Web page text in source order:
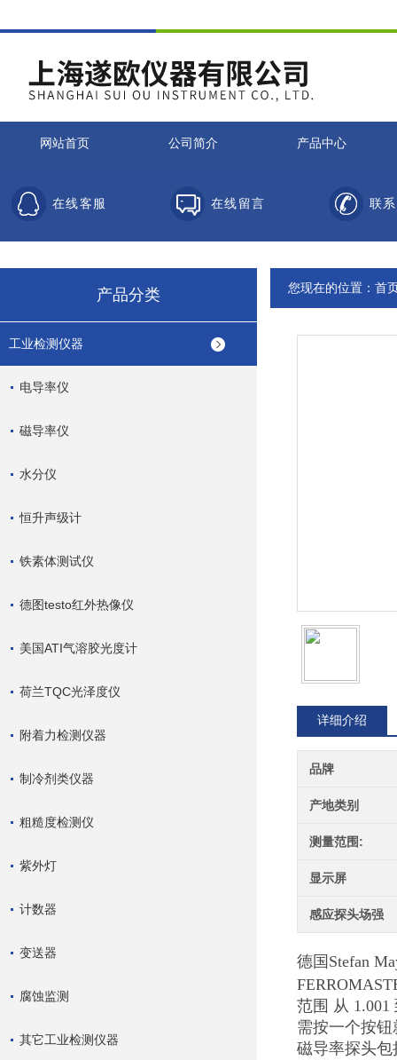
网站首页 公司简介 产品中心
在线客服 在线留言 联
产品分类
工业检测仪器
电导率仪
磁导率仪
水分仪
恒升声级计
铁素体测试仪
德图testo红外热像仪
美国ATI气溶胶光度计
荷兰TQC光泽度仪
附着力检测仪器
制冷剂类仪器
粗糙度检测仪
紫外灯
计数器
变送器
腐蚀监测
其它工业检测仪器
您现在的位置： 首
详细介绍
品牌
产地类别
测量范围:
显示屏
感应探头场强
德国Stefan
范围 从
需按一个按
磁导率探头